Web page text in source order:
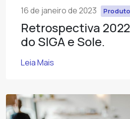
16 de janeiro de 2023
Retrospectiva
do SIGA e Sole.
Leia Mais